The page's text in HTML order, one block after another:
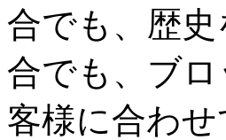
合でも、歴
合でも、ブ
客様に合わ